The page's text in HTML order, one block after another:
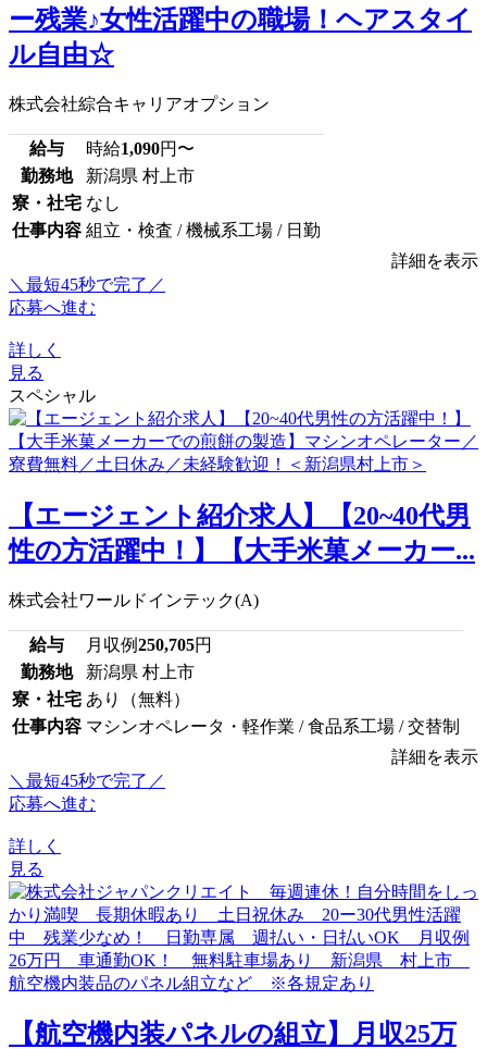
ー残業♪女性活躍中の職場！ヘアスタイ
ル自由☆
株式会社綜合キャリアオプション
給与 時給1,090円〜
勤務地
新潟県 村上市
寮・社宅 なし
仕事内容 組立・検査 / 機械系工場 / 日勤
詳細を表示
＼最短45秒で完了／
応募へ進む
詳しく
見る
スペシャル
【エージェント紹介求人】【20~40代男
性の方活躍中！】【大手米菓メーカー...
株式会社ワールドインテック(A)
給与 月収例250,705円
勤務地
新潟県 村上市
寮・社宅 あり（無料）
仕事内容 マシンオペレータ・軽作業 / 食品系工場 / 交替制
詳細を表示
＼最短45秒で完了／
応募へ進む
詳しく
見る
【航空機内装パネルの組立】月収25万